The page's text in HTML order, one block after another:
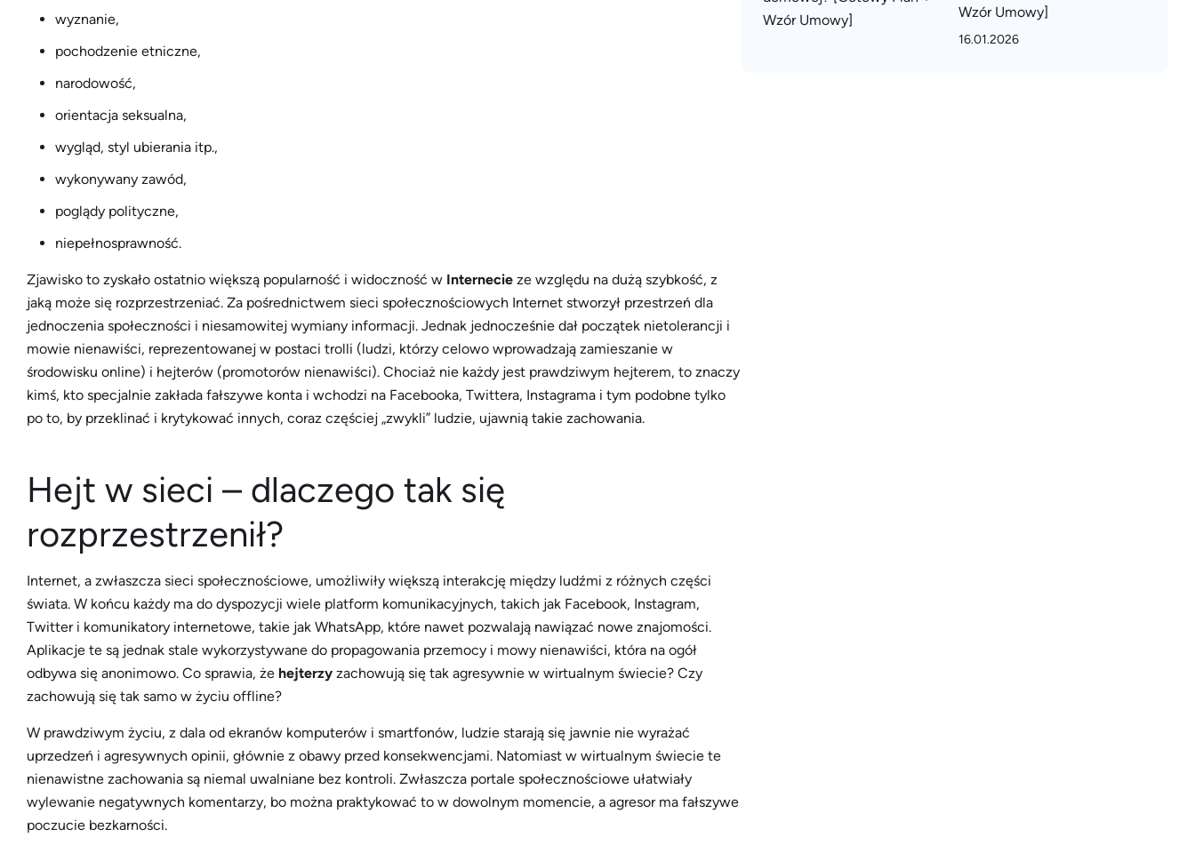
wyznanie,
pochodzenie etniczne,
narodowość,
orientacja seksualna,
wygląd, styl ubierania itp.,
wykonywany zawód,
poglądy polityczne,
niepełnosprawność.
Zjawisko to zyskało ostatnio większą popularność i widoczność w Internecie ze względu na dużą szybkość, z
jaką może się rozprzestrzeniać. Za pośrednictwem sieci społecznościowych Internet stworzył przestrzeń dla
jednoczenia społeczności i niesamowitej wymiany informacji. Jednak jednocześnie dał początek nietolerancji i
mowie nienawiści, reprezentowanej w postaci trolli (ludzi, którzy celowo wprowadzają zamieszanie w
środowisku online) i hejterów (promotorów nienawiści). Chociaż nie każdy jest prawdziwym hejterem, to znaczy
kimś, kto specjalnie zakłada fałszywe konta i wchodzi na Facebooka, Twittera, Instagrama i tym podobne tylko
po to, by przeklinać i krytykować innych, coraz częściej „zwykli” ludzie, ujawnią takie zachowania.
Hejt w sieci – dlaczego tak się
rozprzestrzenił?
Internet, a zwłaszcza sieci społecznościowe, umożliwiły większą interakcję między ludźmi z różnych części
świata. W końcu każdy ma do dyspozycji wiele platform komunikacyjnych, takich jak Facebook, Instagram,
Twitter i komunikatory internetowe, takie jak WhatsApp, które nawet pozwalają nawiązać nowe znajomości.
Aplikacje te są jednak stale wykorzystywane do propagowania przemocy i mowy nienawiści, która na ogół
odbywa się anonimowo. Co sprawia, że ​​hejterzy zachowują się tak agresywnie w wirtualnym świecie? Czy
zachowują się tak samo w życiu offline?
W prawdziwym życiu, z dala od ekranów komputerów i smartfonów, ludzie starają się jawnie nie wyrażać
uprzedzeń i agresywnych opinii, głównie z obawy przed konsekwencjami. Natomiast w wirtualnym świecie te
nienawistne zachowania są niemal uwalniane bez kontroli. Zwłaszcza portale społecznościowe ułatwiały
wylewanie negatywnych komentarzy, bo można praktykować to w dowolnym momencie, a agresor ma fałszywe
poczucie bezkarności.
Wzór Umowy]
16.01.2026